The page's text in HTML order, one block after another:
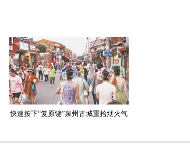
快速按下“复原键”泉州古城重拾烟火气